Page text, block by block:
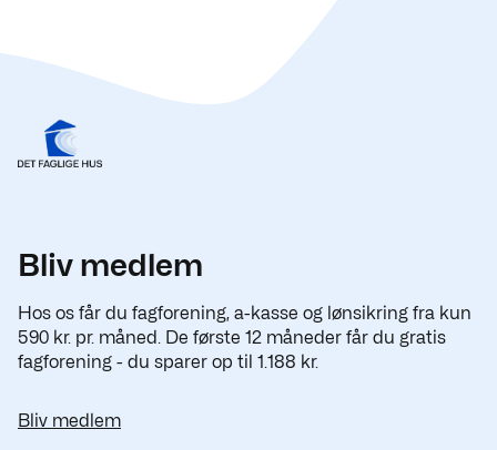
Bliv medlem
Hos os får du fagforening, a-kasse og lønsikring fra kun
590 kr. pr. måned. De første 12 måneder får du gratis
fagforening - du sparer op til 1.188 kr.
Bliv medlem